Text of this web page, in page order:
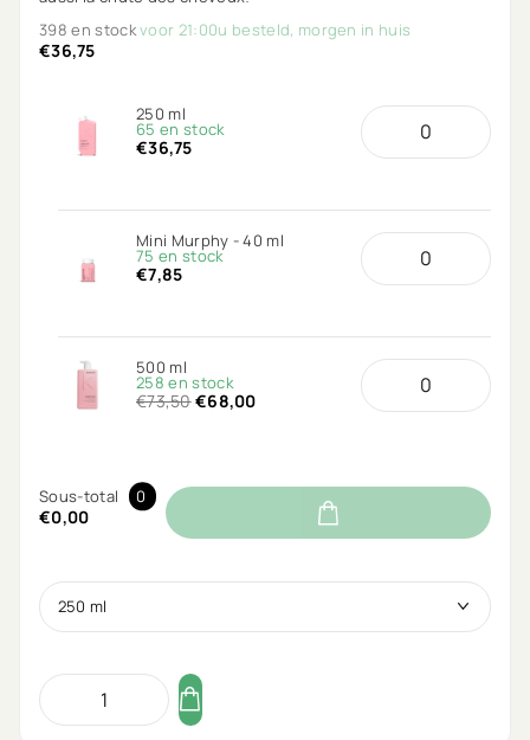
398 en stockvoor 21:00u besteld, morgen in huis
€36,75
250 ml
65 en stock
€36,75
Mini Murphy - 40 ml
75 en stock
€7,85
500 ml
258 en stock
€73,50€68,00
Sous-total 0
€0,00